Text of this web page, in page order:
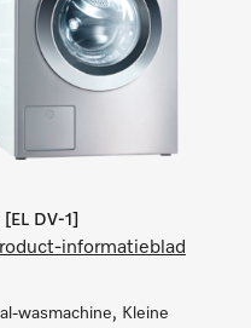
DV-1]
informatieblad
wasmachine, Kleine